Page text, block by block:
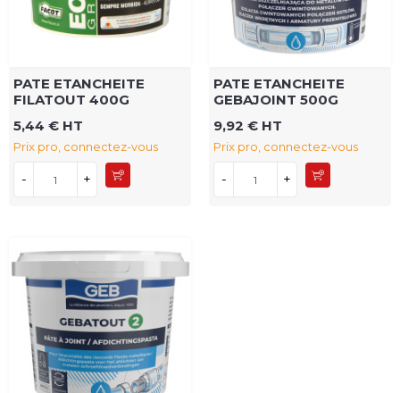
PATE ETANCHEITE
FILATOUT 400G
5,44 € HT
Prix pro, connectez-vous
- +
PATE ETANCHEITE
GEBAJOINT 500G
9,92 € HT
Prix pro, connectez-vous
- +